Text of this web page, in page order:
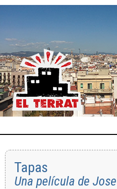
Tapas
Una película de